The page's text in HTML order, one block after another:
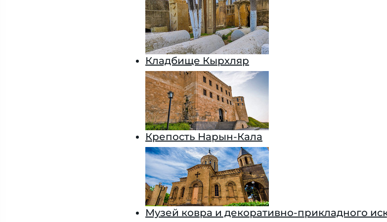
Кладбище Кырхляр
Крепость Нарын-Кала
Музей ковра и декоративно-прикладного